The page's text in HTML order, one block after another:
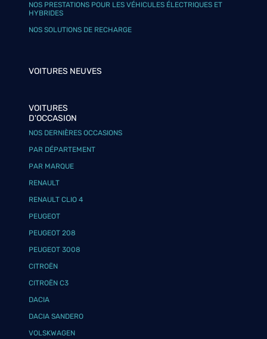
NOS PRESTATIONS POUR LES VÉHICULES ÉLECTRIQUES ET
HYBRIDES
NOS SOLUTIONS DE RECHARGE
VOITURES NEUVES
VOITURES
D'OCCASION
NOS DERNIÈRES OCCASIONS
PAR DÉPARTEMENT
PAR MARQUE
RENAULT
RENAULT CLIO 4
PEUGEOT
PEUGEOT 208
PEUGEOT 3008
CITROËN
CITROËN C3
DACIA
DACIA SANDERO
VOLSKWAGEN